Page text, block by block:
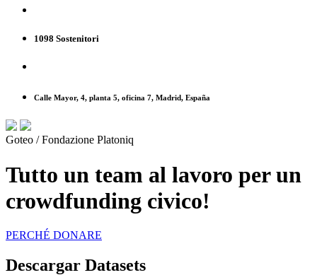
1098 Sostenitori
Calle Mayor, 4, planta 5, oficina 7, Madrid, España
Goteo / Fondazione Platoniq
Tutto un team al lavoro per un
crowdfunding civico!
PERCHÉ DONARE
Descargar Datasets